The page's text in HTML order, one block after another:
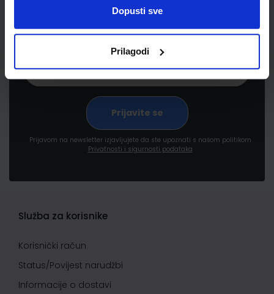
Dopusti sve
Prilagodi
Prijavite se kako bi primali informacije o novim
pogodnostima
Prijavom na newsletter izjavljujete da ste upoznati s našom politikom
Privatnosti i sigurnosti podataka
Služba za korisnike
Korisnički račun
Status/Povijest narudžbi
Informacije o dostavi